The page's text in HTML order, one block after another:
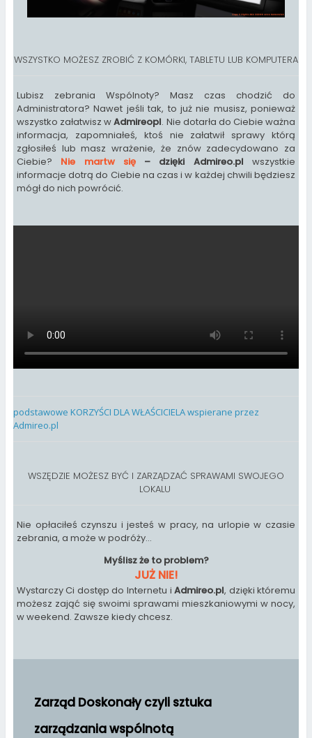
WSZYSTKO MOŻESZ ZROBIĆ Z KOMÓRKI, TABLETU LUB KOMPUTERA
Lubisz zebrania Wspólnoty? Masz czas chodzić do
Administratora? Nawet jeśli tak, to już nie musisz, ponieważ
wszystko załatwisz wAdmireopl. Nie dotarła do Ciebie ważna
informacja, zapomniałeś, ktoś nie załatwił sprawy którą
zgłosiłeś lub masz wrażenie, że znów zadecydowano za
Ciebie? Nie martw się– dzięki Admireo.pl wszystkie
informacje dotrą do Ciebie na czas i w każdej chwili będziesz
mógł do nich powrócić.
podstawowe KORZYŚCI DLA WŁAŚCICIELA wspierane przez
Admireo.pl
WSZĘDZIE MOŻESZ BYĆ I ZARZĄDZAĆ SPRAWAMI SWOJEGO
LOKALU
Nie opłaciłeś czynszu i jesteś w pracy, na urlopie w czasie
zebrania, a może w podróży...
Myślisz że to problem?
JUŻ NIE!
Wystarczy Ci dostęp do Internetu iAdmireo.pl, dzięki któremu
możesz zająć się swoimi sprawami mieszkaniowymi w nocy,
w weekend. Zawsze kiedy chcesz.
Zarząd Doskonały czyli sztuka
zarządzania wspólnotą